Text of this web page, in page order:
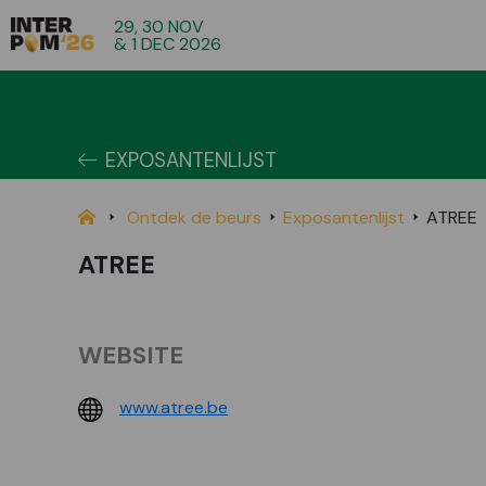
29, 30 NOV
& 1 DEC 2026
EXPOSANTENLIJST
Ontdek de beurs Exposantenlijst ATREE
ATREE
WEBSITE
www.atree.be